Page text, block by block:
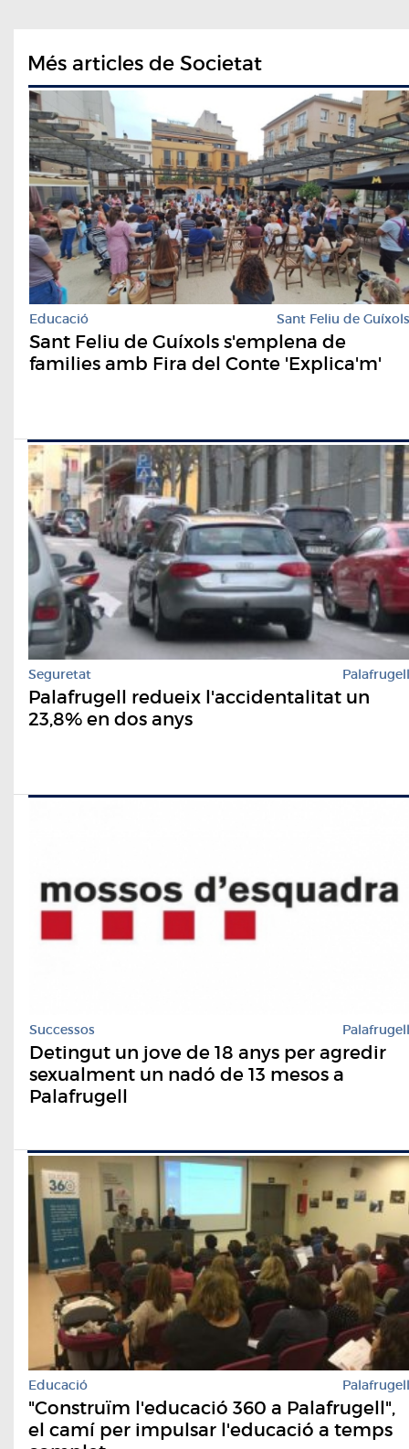
Més articles de Societat
Educació Sant Feliu de Guíxols
Sant Feliu de Guíxols s'emplena de
families amb Fira del Conte 'Explica'm'
Seguretat Palafrugell
Palafrugell redueix l'accidentalitat un
23,8% en dos anys
Successos Palafrugell
Detingut un jove de 18 anys per agredir
sexualment un nadó de 13 mesos a
Palafrugell
Educació Palafrugell
"Construïm l'educació 360 a Palafrugell",
el camí per impulsar l'educació a temps